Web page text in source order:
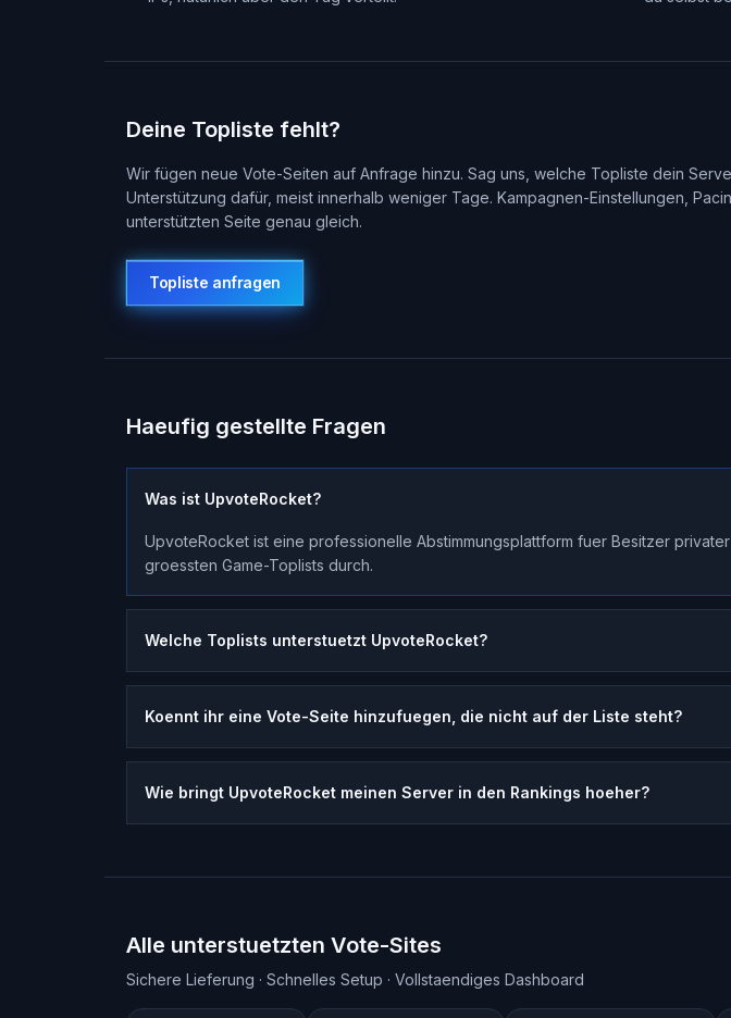
Deine Topliste fehlt?
Wir fügen neue Vote-Seiten auf Anfrage hinzu. Sag uns, welche Topliste dein
Unterstützung dafür, meist innerhalb weniger Tage. Kampagnen-Einstellungen,
unterstützten Seite genau gleich.
Topliste anfragen
Haeufig gestellte Fragen
Was ist UpvoteRocket?
UpvoteRocket ist eine professionelle Abstimmungsplattform fuer Besitzer
groessten Game-Toplists durch.
Welche Toplists unterstuetzt UpvoteRocket?
Koennt ihr eine Vote-Seite hinzufuegen, die nicht auf der Liste steht?
Wie bringt UpvoteRocket meinen Server in den Rankings hoeher?
Alle unterstuetzten Vote-Sites
Sichere Lieferung · Schnelles Setup · Vollstaendiges Dashboard